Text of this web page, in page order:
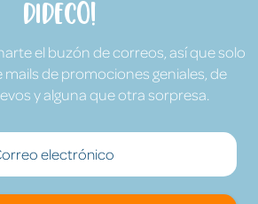
Dideco!
el buzón de correos, así que solo
de promociones geniales, de
y alguna que otra sorpresa.